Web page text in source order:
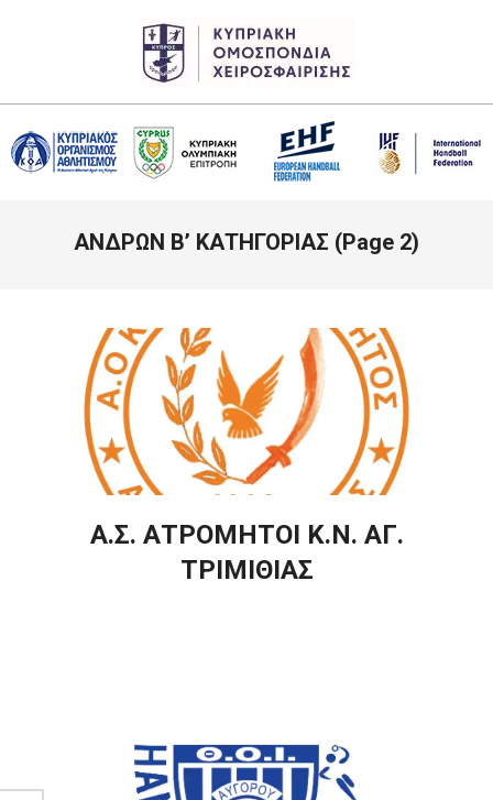
CHF
ΑΝΔΡΩΝ Β’ ΚΑΤΗΓΟΡΙΑΣ (Page 2)
Α.Σ. ΑΤΡΟΜΗΤΟΙ Κ.Ν. ΑΓ.
ΤΡΙΜΙΘΙΑΣ